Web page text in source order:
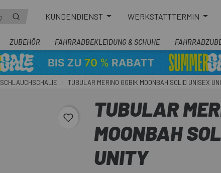
KUNDENDIENST WERKSTATTTERMIN
ZUBEHÖR FAHRRADBEKLEIDUNG & SCHUHE
SCHLAUCHSCHALIE TUBULAR MERINO GOBIK MOONBAH SOLID UNISEX
favorite_borderTUBULAR
MOONBAH
UNITY